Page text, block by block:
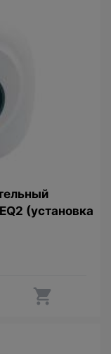
(установка